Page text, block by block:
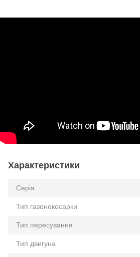
Характеристики
Серія
Тип газонокосарки
Тип пересування
Тип двигуна